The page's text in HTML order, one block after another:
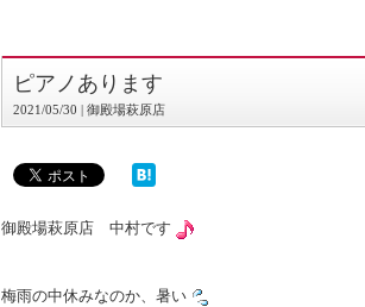
ピアノあります
2021/05/30 | 御殿場萩原店
御殿場萩原店 中村です
梅雨の中休みなのか、暑い